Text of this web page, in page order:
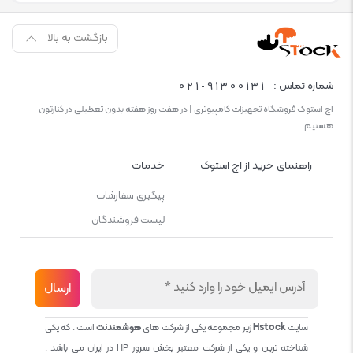
بازگشت به بالا
شماره تماس : 021-91300131
اچ استوک فروشگاه تجهیزات کامپیوتری | در هفت روز هفته بدون تعطیلی در کنارتون
هستیم
راهنمای خرید از اچ استوک خدمات
پیگیری سفارشات
لیست فروشندگان
سایتHstockزیر مجموعه یکی از شرکت هایهوشمندنتاست . که یکی
شناخته ترین و یکی از شرکت معتبر پخش سرور HP در ایران می باشد .